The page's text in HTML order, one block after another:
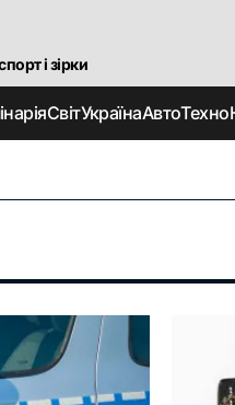
і зірки
СвітУкраїнаАвтоТехно